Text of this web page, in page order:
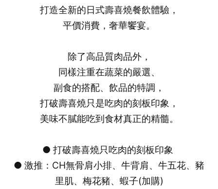
打造全新的日式壽喜燒餐飲體驗，
平價消費，奢華饗宴。
除了高品質肉品外，
同樣注重在蔬菜的嚴選、
副食的搭配、飲品的特調，
打破壽喜燒只是吃肉的刻板印象，
美味不膩能吃到食材真正的精髓。
● 打破壽喜燒只吃肉的刻板印象
● 激推：CH無骨肩小排、牛背肩、牛五花、豬
里肌、梅花豬、蝦子(加購)